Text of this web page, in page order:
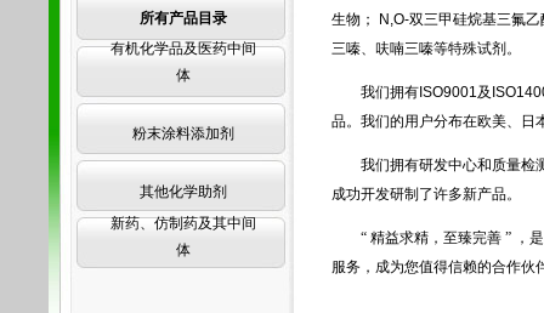
所有产品目录
有机化学品及医药中间
体
粉末涂料添加剂
其他化学助剂
新药、仿制药及其中间
体
生物； N,O-双三甲硅烷基三氟
三嗪、呋喃三嗪等特殊试剂。
我们拥有ISO9001及
品。我们的用户分布在欧美、日
我们拥有研发中心和质量检测
成功开发研制了许多新产品。
“ 精益求精，至臻完善 ” ，是
服务，成为您值得信赖的合作伙